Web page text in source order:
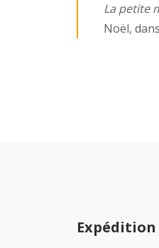
La petite
Noël,